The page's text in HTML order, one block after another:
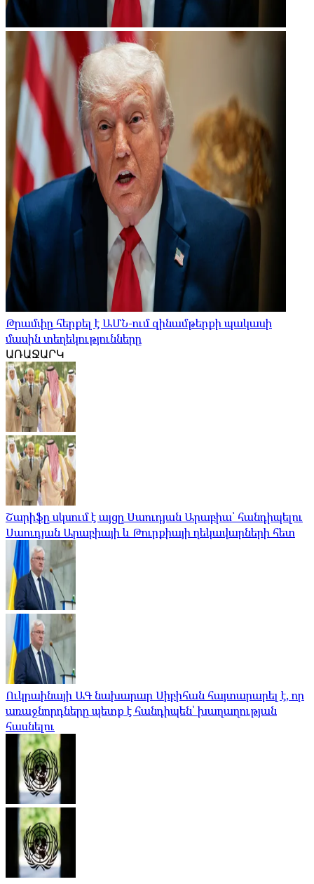
Թրամփը հերքել է ԱՄՆ-ում զինամթերքի պակասի
մասին տեղեկությունները
ԱՌԱՋԱՐԿ
Շարիֆը սկսում է այցը Սաուդյան Արաբիա՝ հանդիպելու
Սաուդյան Արաբիայի և Թուրքիայի ղեկավարների հետ
Ուկրաինայի ԱԳ նախարար Սիբիհան հայտարարել է, որ
առաջնորդները պետք է հանդիպեն՝ խաղաղության
հասնելու